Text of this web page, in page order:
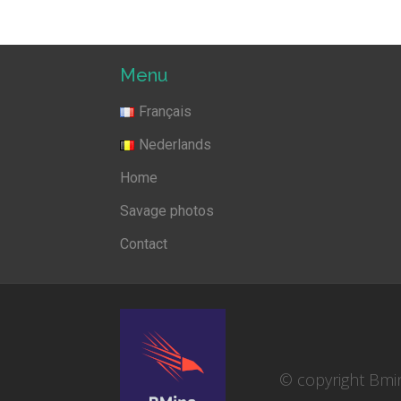
Menu
Français
Nederlands
Home
Savage photos
Contact
© copyright